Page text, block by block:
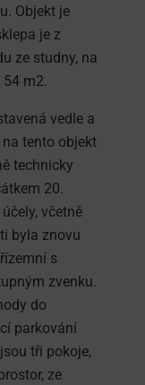
Objekt je
je z
ze studny, na
m2.
vedle a
tento objekt
technicky
20.
včetně
byla znovu
s
zvenku.
do
parkování
tři pokoje,
ze